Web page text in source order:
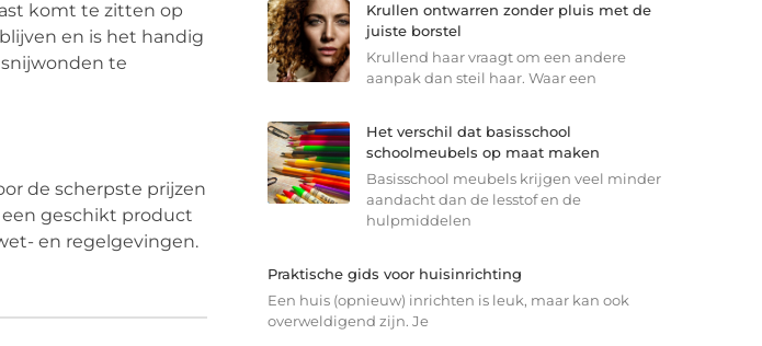
komt te zitten op
en is het handig
te
de scherpste prijzen
geschikt product
en regelgevingen.
Krullen ontwarren zonder pluis met de
juiste borstel
Krullend haar vraagt om een andere
aanpak dan steil haar. Waar een
Het verschil dat basisschool
schoolmeubels op maat maken
Basisschool meubels krijgen veel minder
aandacht dan de lesstof en de
hulpmiddelen
Praktische gids voor huisinrichting
Een huis (opnieuw) inrichten is leuk, maar kan ook
overweldigend zijn. Je